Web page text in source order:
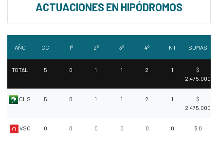
ACTUACIONES EN HIPÓDROMOS
AÑO CC 1º 2º 3º 4º NT SUMAS
TOTAL 5 0 1 1 2 1
$
2.475.000
CHS 5 0 1 1 2 1
$
2.475.000
VSC 0 0 0 0 0 0 $ 0